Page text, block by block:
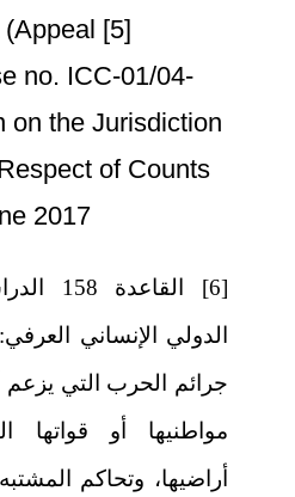
(Appeal
no. ICC-01/04-
on the Jurisdiction
of Counts
2017.
[6]
الدولي الإنساني
جرائم الحرب التي يزعم
مواطنيها أو قواتها
أراضيها، وتحاكم